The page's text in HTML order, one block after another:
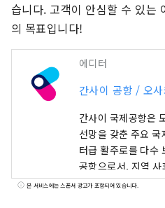
습니다. 고객이 안심할 수 있는
의 목표입니다!
에디터
간사이 공항 / 오
간사이 국제공항은
선망을 갖춘 주요
터급 활주로를 다수
공항으로서, 지역 사
며 많은 사람들이
본 서비스에는 스폰서 광고가 포함되어 있습니다.